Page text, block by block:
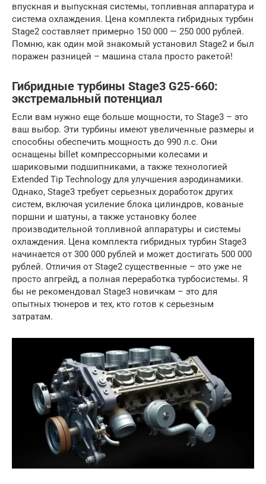
впускная и выпускная системы, топливная аппаратура и
система охлаждения. Цена комплекта гибридных турбин
Stage2 составляет примерно 150 000 — 250 000 рублей.
Помню, как один мой знакомый установил Stage2 и был
поражен разницей – машина стала просто ракетой!
Гибридные турбины Stage3 G25-660:
экстремальный потенциал
Если вам нужно еще больше мощности, то Stage3 – это
ваш выбор. Эти турбины имеют увеличенные размеры и
способны обеспечить мощность до 990 л.с. Они
оснащены billet компрессорными колесами и
шариковыми подшипниками, а также технологией
Extended Tip Technology для улучшения аэродинамики.
Однако, Stage3 требует серьезных доработок других
систем, включая усиление блока цилиндров, кованые
поршни и шатуны, а также установку более
производительной топливной аппаратуры и системы
охлаждения. Цена комплекта гибридных турбин Stage3
начинается от 300 000 рублей и может достигать 500 000
рублей. Отличия от Stage2 существенные – это уже не
просто апгрейд, а полная переработка турбосистемы. Я
бы не рекомендовал Stage3 новичкам – это для
опытных тюнеров и тех, кто готов к серьезным
затратам.